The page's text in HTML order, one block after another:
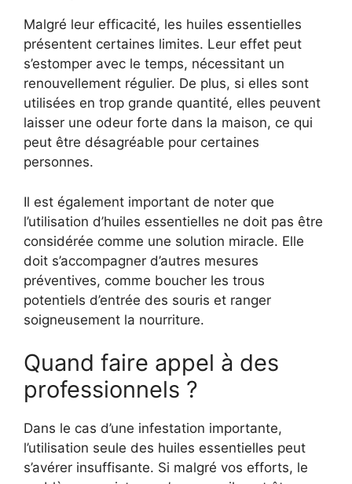
Malgré leur efficacité, les huiles essentielles
présentent certaines limites. Leur effet peut
s’estomper avec le temps, nécessitant un
renouvellement régulier. De plus, si elles sont
utilisées en trop grande quantité, elles peuvent
laisser une odeur forte dans la maison, ce qui
peut être désagréable pour certaines
personnes.
Il est également important de noter que
l’utilisation d’huiles essentielles ne doit pas être
considérée comme une solution miracle. Elle
doit s’accompagner d’autres mesures
préventives, comme boucher les trous
potentiels d’entrée des souris et ranger
soigneusement la nourriture.
Quand faire appel à des
professionnels ?
Dans le cas d’une infestation importante,
l’utilisation seule des huiles essentielles peut
s’avérer insuffisante. Si malgré vos efforts, le